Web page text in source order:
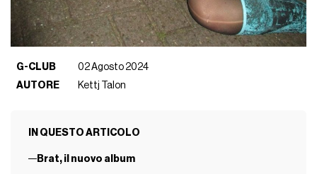
G-CLUB
02 Agosto 2024
AUTORE
Kettj Talon
IN QUESTO ARTICOLO
Brat, il nuovo album